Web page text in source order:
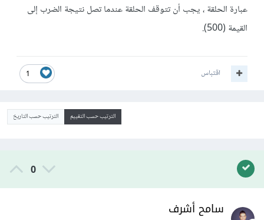
عبارة الحلقة ، يجب أن تتوقف الحلقة عندما تصل نتيجة الضرب إلى
القيمة (500).
1 اقتباس
الترتيب حسب التقييم الترتيب حسب التاريخ
0
سامح أشرف